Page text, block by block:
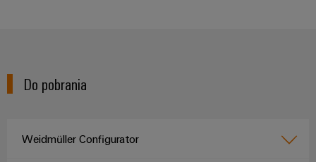
Do pobrania
Weidmüller Configurator